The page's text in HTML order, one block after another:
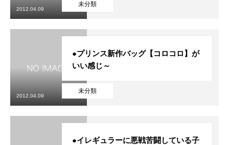
未分類
2012.04.09
未分類
●プリンス新作バッグ【コロコロ】が
いい感じ～
2012.04.09
●イレギュラーに悪戦苦闘している子